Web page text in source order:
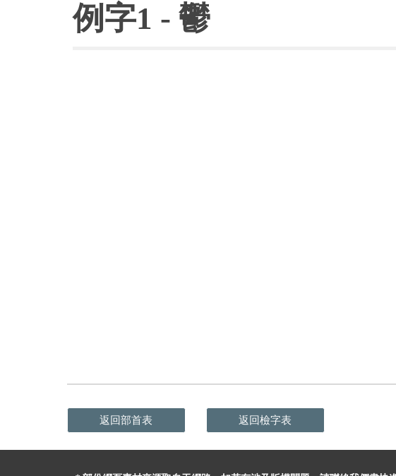
例字1 - 鬱
返回部首表 返回檢字表